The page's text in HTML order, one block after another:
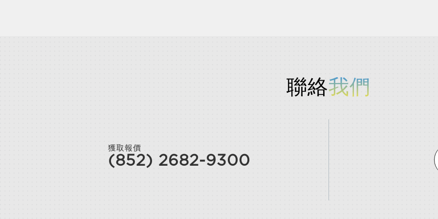
聯絡我們
獲取報價
(852) 2682-9300